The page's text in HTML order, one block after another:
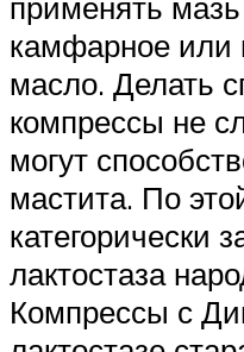
камфарное или
масло. Делать
компрессы не
могут
мастита. По
категорически
лактостаза
Компрессы с